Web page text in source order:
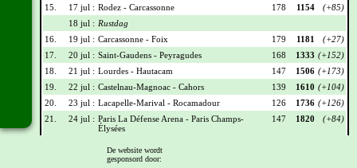
15.
17 jul : Rodez - Carcassonne 178 1154
(+85)
18 jul : Rustdag
16.
19 jul : Carcassonne - Foix 179 1181
(+27)
17.
20 jul : Saint-Gaudens - Peyragudes 168 1333 (+152)
18.
21 jul : Lourdes - Hautacam 147 1506 (+173)
19.
22 jul : Castelnau-Magnoac - Cahors 139 1610 (+104)
20.
23 jul : Lacapelle-Marival - Rocamadour 126 1736 (+126)
21.
24 jul : Paris La Défense Arena - Paris Champs-
Élysées
147 1820 (+84)
Wielrennerslijst
De website wordt
gesponsord door: